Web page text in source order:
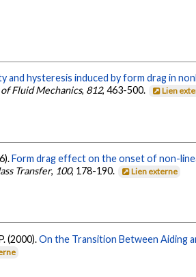
and hysteresis induced by form drag in
Fluid Mechanics, 812, 463-500. Lien
Form drag effect on the onset of non-
Transfer, 100, 178-190. Lien externe
(2000).On the Transition Between Aiding